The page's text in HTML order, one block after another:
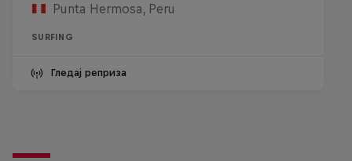
Punta Hermosa, Peru
SURFING
Гледај реприза